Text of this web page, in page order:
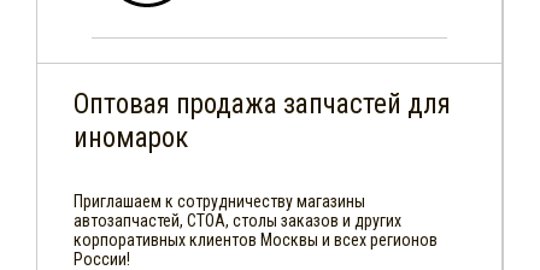
Оптовая продажа запчастей для
иномарок
Приглашаем к сотрудничеству магазины
автозапчастей, СТОА, столы заказов и других
корпоративных клиентов Москвы и всех регионов
России!